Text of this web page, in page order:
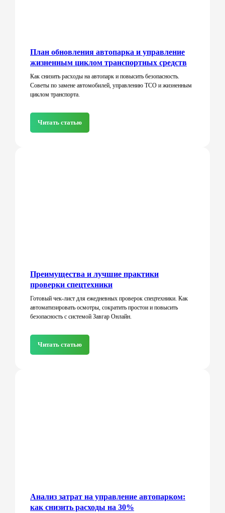
План обновления автопарка и управление
жизненным циклом транспортных средств
Как снизить расходы на автопарк и повысить безопасность.
Советы по замене автомобилей, управлению TCO и жизненным
циклом транспорта.
Читать статью
Преимущества и лучшие практики
проверки спецтехники
Готовый чек-лист для ежедневных проверок спецтехники. Как
автоматизировать осмотры, сократить простои и повысить
безопасность с системой Завгар Онлайн.
Читать статью
Анализ затрат на управление автопарком:
как снизить расходы на 30%